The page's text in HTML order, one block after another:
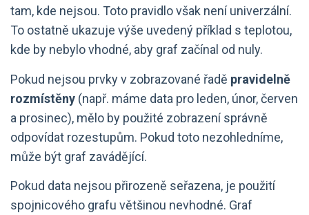
tam, kde nejsou. Toto pravidlo však není univerzální.
To ostatně ukazuje výše uvedený příklad s teplotou,
kde by nebylo vhodné, aby graf začínal od nuly.
Pokud nejsou prvky v zobrazované řadě pravidelně
rozmístěny (např. máme data pro leden, únor, červen
a prosinec), mělo by použité zobrazení správně
odpovídat rozestupům. Pokud toto nezohledníme,
může být graf zavádějící.
Pokud data nejsou přirozeně seřazena, je použití
spojnicového grafu většinou nevhodné. Graf